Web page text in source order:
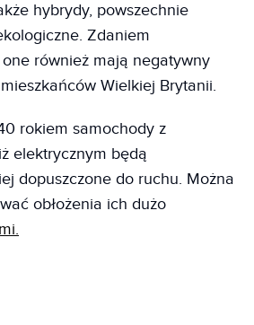
hybrydy, powszechnie
Zdaniem
również mają negatywny
Wielkiej Brytanii.
rokiem samochody z
elektrycznym będą
dopuszczone do ruchu. Można
obłożenia ich dużo